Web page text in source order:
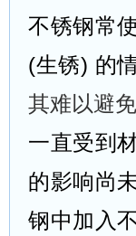
不锈钢常
(生锈) 的情
其难以避免
一直受到
的影响尚
钢中加入